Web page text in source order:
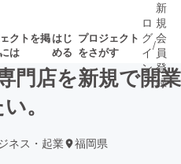
クトを掲
は
はじ
める
プロジェクト
をさがす
募集終了が近いプ
ロジェクト
ロ
グ
イ
ン
/
新
規
会
員
登
録
門店を新規で開業
。
ネス・起業 福岡県